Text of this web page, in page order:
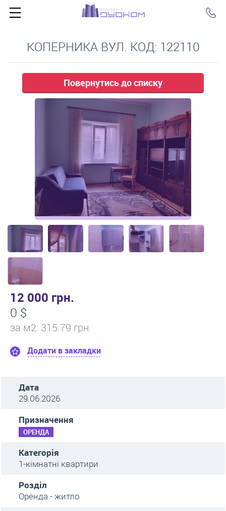
КОПЕРНИКА ВУЛ. КОД: 122110
Повернутись до списку
12 000 грн.
0 $
за м2: 315.79 грн.
Додати в закладки
Дата
29.06.2026
Призначення
ОРЕНДА
Категорія
1-кімнатні квартири
Розділ
Оренда - житло